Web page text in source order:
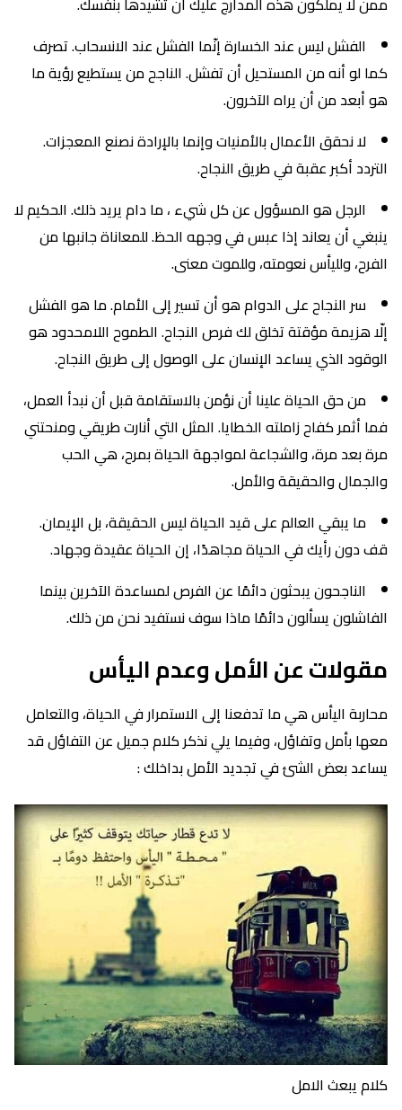
الفشل ليس عند الخسارة إنّما الفشل عند الانسحاب. تصرف
كما لو أنه من المستحيل أن تفشل. الناجح من يستطيع رؤية ما
هو أبعد من أن يراه الآخرون.
لا نحقق الأعمال بالأمنيات وإنما بالإرادة نصنع المعجزات.
التردد أكبر عقبة في طريق النجاح.
الرجل هو المسؤول عن كل شيء ، ما دام يريد ذلك. الحكيم لا
ينبغي أن يعاند إذا عبس في وجهه الحظ. للمعاناة جانبها من
الفرح، ولليأس نعومته، وللموت معنى.
سر النجاح على الدوام هو أن تسير إلى الأمام. ما هو الفشل
إلّا هزيمة مؤقتة تخلق لك فرص النجاح. الطموح اللامحدود هو
الوقود الذي يساعد الإنسان على الوصول إلى طريق النجاح.
من حق الحياة علينا أن نؤمن بالاستقامة قبل أن نبدأ العمل،
فما أثمر كفاح زاملته الخطايا. المثل التي أنارت طريقي ومنحتني
مرة بعد مرة، والشجاعة لمواجهة الحياة بمرح، هي الحب
والجمال والحقيقة والأمل.
ما يبقي العالم على قيد الحياة ليس الحقيقة، بل الإيمان.
قف دون رأيك في الحياة مجاهدًا، إن الحياة عقيدة وجهاد.
الناجحون يبحثون دائمًا عن الفرص لمساعدة الآخرين بينما
الفاشلون يسألون دائمًا ماذا سوف نستفيد نحن من ذلك.
مقولات عن الأمل وعدم اليأس
محاربة اليأس هي ما تدفعنا إلى الاستمرار في الحياة، والتعامل
معها بأمل وتفاؤل، وفيما يلي نذكر كلام جميل عن التفاؤل قد
يساعد بعض الشئ في تجديد الأمل بداخلك :
كلام يبعث الامل